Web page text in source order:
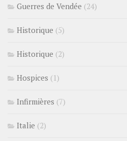
Guerres de Vendée (24)
Historique (5)
Historique (2)
Hospices (1)
Infirmières (7)
Italie (2)